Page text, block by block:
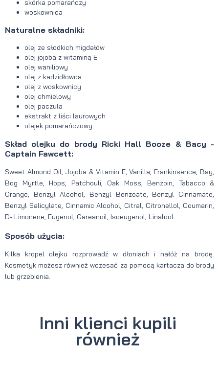
skórka pomarańczy
woskownica
Naturalne składniki:
olej ze słodkich migdałów
olej jojoba z witaminą E
olej waniliowy
olej z kadzidłowca
olej z woskownicy
olej chmielowy
olej paczula
ekstrakt z liści laurowych
olejek pomarańczowy
Skład olejku do brody Ricki Hall Booze & Bacy -
Captain Fawcett:
Sweet Almond Oil, Jojoba & Vitamin E, Vanilla, Frankinsence, Bay,
Bog Myrtle, Hops, Patchouli, Oak Moss, Benzoin, Tabacco &
Orange, Benzyl Alcohol, Benzyl Benzoate, Benzyl Cinnamate,
Benzyl Salicylate, Cinnamic Alcohol, Citral, Citronellol, Coumarin,
D- Limonene, Eugenol, Gareanoil, Isoeugenol, Linalool.
Sposób użycia:
Kilka kropel olejku rozprowadź w dłoniach i nałóż na brodę.
Kosmetyk możesz również wczesać za pomocą kartacza do brody
lub grzebienia.
Inni klienci kupili
również